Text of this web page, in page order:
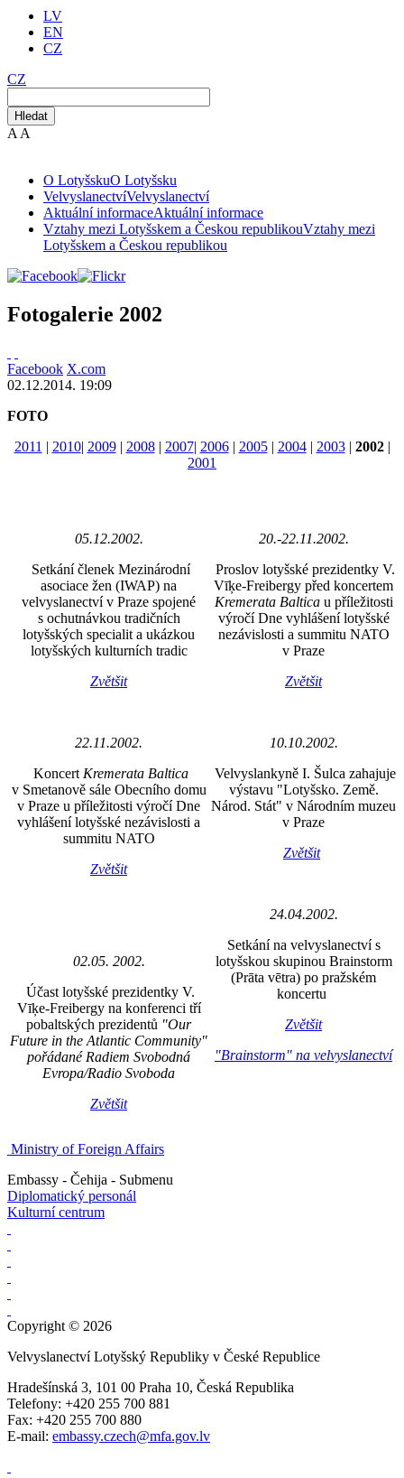
LV
EN
CZ
CZ
Hledat
A A
O LotyšskuO Lotyšsku
VelvyslanectvíVelvyslanectví
Aktuální informaceAktuální informace
Vztahy mezi Lotyšskem a Českou republikouVztahy mezi
Lotyšskem a Českou republikou
Fotogalerie 2002
Facebook X.com
02.12.2014. 19:09
FOTO
2011 | 2010| 2009| 2008| 2007| 2006| 2005| 2004| 2003| 2002|
2001
05.12.2002.
Setkání členek Mezinárodní
asociace žen (IWAP) na
velvyslanectví v Praze spojené
s ochutnávkou tradičních
lotyšských specialit a ukázkou
lotyšských kulturních tradic
Zvětšit
22.11.2002.
Koncert Kremerata Baltica
v Smetanově sále Obecního domu
v Praze u příležitosti výročí Dne
vyhlášení lotyšské nezávislosti a
summitu NATO
Zvětšit
02.05. 2002.
Účast lotyšské prezidentky V.
Vīķe-Freibergy na konferenci tří
pobaltských prezidentů "Our
Future in the Atlantic Community"
pořádané Radiem Svobodná
Evropa/Radio Svoboda
Zvětšit
20.-22.11.2002.
Proslov lotyšské prezidentky V.
Vīķe-Freibergy před koncertem
Kremerata Balticau příležitosti
výročí Dne vyhlášení lotyšské
nezávislosti a summitu NATO
v Praze
Zvětšit
10.10.2002.
Velvyslankyně I. Šulca zahajuje
výstavu "Lotyšsko. Země.
Národ. Stát" v Národním muzeu
v Praze
Zvětšit
24.04.2002.
Setkání na velvyslanectví s
lotyšskou skupinou Brainstorm
(Prāta vētra) po pražském
koncertu
Zvětšit
"Brainstorm" na velvyslanectví
Ministry of Foreign Affairs
Embassy - Čehija - Submenu
Diplomatický personál
Kulturní centrum
Copyright © 2026
Velvyslanectví Lotyšský Republiky v České Republice
Hradešínská 3, 101 00 Praha 10, Česká Republika
Telefony: +420 255 700 881
Fax: +420 255 700 880
E-mail: embassy.czech@mfa.gov.lv